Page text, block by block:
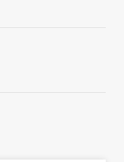
на Patriot для
20 військових для